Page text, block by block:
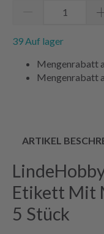
39 Auf lager
Mengenrabatt
Mengenrabatt
ARTIKEL
Etikett Mit
5 Stück